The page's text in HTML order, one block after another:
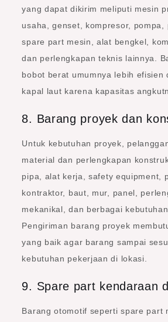
yang dapat dikirim meliputi mesin
usaha, genset, kompresor, pompa,
spare part mesin, alat bengkel,
dan perlengkapan teknis lainnya.
bobot berat umumnya lebih efisien
kapal laut karena kapasitas
8. Barang proyek dan
Untuk kebutuhan proyek,
material dan perlengkapan
pipa, alat kerja, safety equipment,
kontraktor, baut, mur, panel,
mekanikal, dan berbagai
Pengiriman barang proyek
yang baik agar barang sampai
kebutuhan pekerjaan di lokasi.
9. Spare part kendaraan
Barang otomotif seperti spare part